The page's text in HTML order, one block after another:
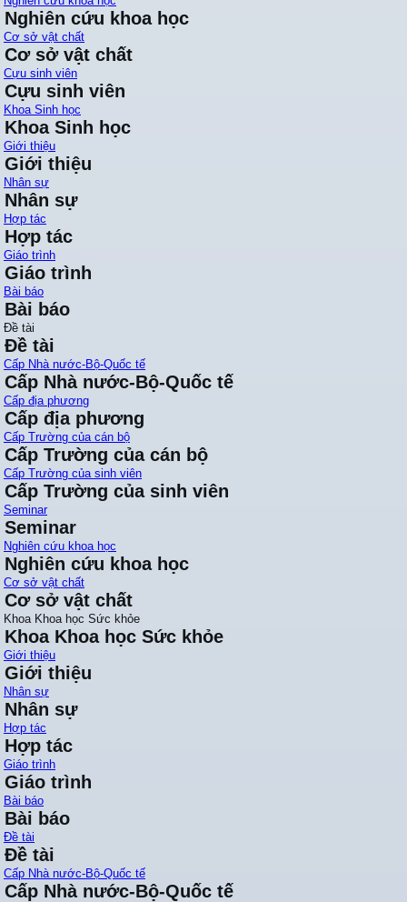
Nghiên cứu khoa học
Cơ sở vật chất
Cơ sở vật chất
Cựu sinh viên
Cựu sinh viên
Khoa Sinh học
Khoa Sinh học
Giới thiệu
Giới thiệu
Nhân sự
Nhân sự
Hợp tác
Hợp tác
Giáo trình
Giáo trình
Bài báo
Bài báo
Đề tài
Đề tài
Cấp Nhà nước-Bộ-Quốc tế
Cấp Nhà nước-Bộ-Quốc tế
Cấp địa phương
Cấp địa phương
Cấp Trường của cán bộ
Cấp Trường của cán bộ
Cấp Trường của sinh viên
Cấp Trường của sinh viên
Seminar
Seminar
Nghiên cứu khoa học
Nghiên cứu khoa học
Cơ sở vật chất
Cơ sở vật chất
Khoa Khoa học Sức khỏe
Khoa Khoa học Sức khỏe
Giới thiệu
Giới thiệu
Nhân sự
Nhân sự
Hợp tác
Hợp tác
Giáo trình
Giáo trình
Bài báo
Bài báo
Đề tài
Đề tài
Cấp Nhà nước-Bộ-Quốc tế
Cấp Nhà nước-Bộ-Quốc tế